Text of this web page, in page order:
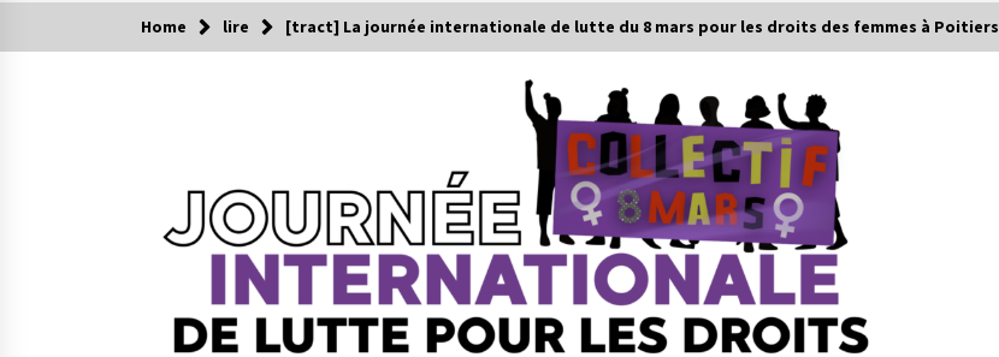
Home lire [tract] La journée internationale de lutte du 8 mars pour les droits des femmes à Poitiers